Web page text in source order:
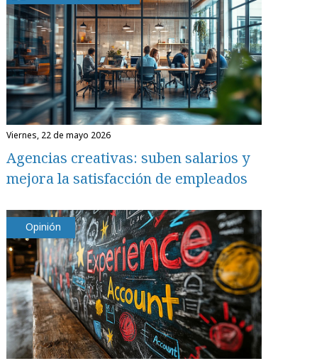
viernes, 22 de mayo 2026
Agencias creativas: suben salarios y
mejora la satisfacción de empleados
Opinión